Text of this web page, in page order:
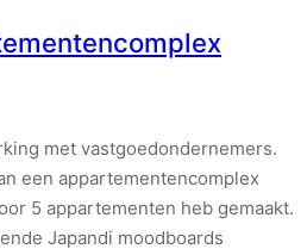
met vastgoedondernemers.
een appartementencomplex
5 appartementen heb gemaakt.
Japandi moodboards